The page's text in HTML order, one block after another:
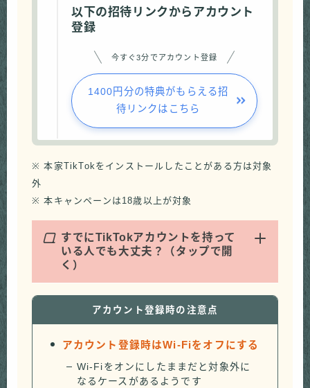
以下の招待リンクからアカウント
登録
今すぐ3分でアカウント登録
1400円分の特典がもらえる招
待リンクはこちら
※ 本家TikTokをインストールしたことがある方は対象
外
※ 本キャンペーンは18歳以上が対象
Q すでにTikTokアカウントを持って
いる人でも大丈夫？（タップで開
く）
アカウント登録時の注意点
アカウント登録時はWi-Fiをオフにする
Wi-Fiをオンにしたままだと対象外に
なるケースがあるようです